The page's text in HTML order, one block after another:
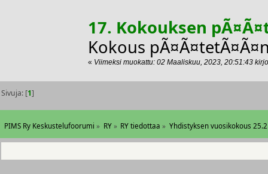
17. Kokouksen
Kokous
« Viimeksi muokattu: 02 Maaliskuu, 2023, 20:51:43
Sivuja: [1]
PIMS Ry Keskustelufoorumi » RY» RY tiedottaa » Yhdistyksen vuosikokous